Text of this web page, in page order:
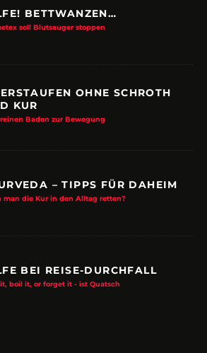
soll Blutsauger stoppen
KUR
reinen Baden zur Bewegung
man die Kur in den Alltag retten?
it, boil it, or forget it - ist Quatsch